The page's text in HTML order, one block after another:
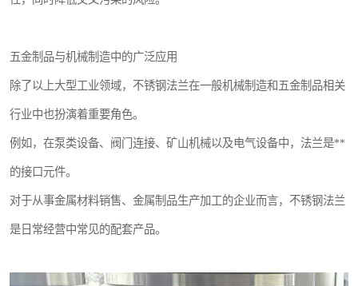
五金制品与机械制造中的广泛应用
除了以上大型工业领域，不锈钢法兰在一般机械制造和五金制品相关
行业中也扮演着重要角色。
例如，在泵类设备、阀门连接、矿山机械以及电气设备中，法兰是**
的接口元件。
对于从事金属材料销售、金属制品生产加工的企业而言，不锈钢法兰
是日常经营中常见的配套产品。